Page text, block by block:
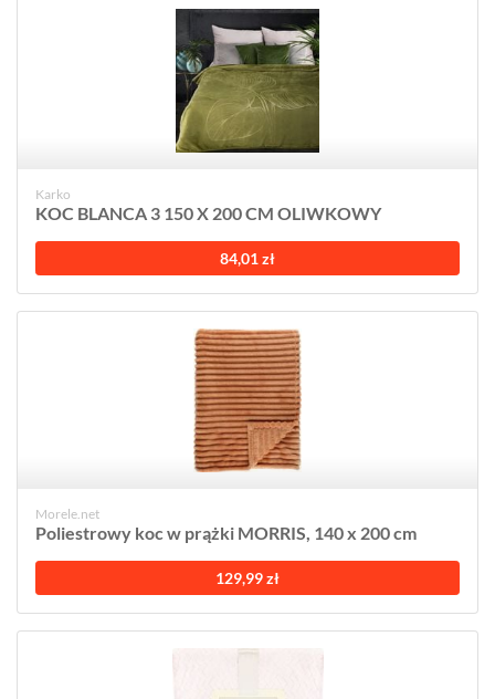
Karko
KOC BLANCA 3 150 X 200 CM OLIWKOWY
84,01 zł
Morele.net
Poliestrowy koc w prążki MORRIS, 140 x 200 cm
129,99 zł